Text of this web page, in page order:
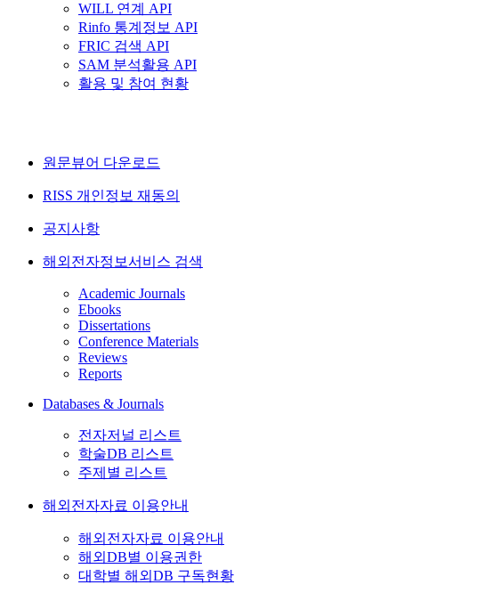
WILL 연계 API
Rinfo 통계정보 API
FRIC 검색 API
SAM 분석활용 API
활용 및 참여 현황
원문뷰어 다운로드
RISS 개인정보 재동의
공지사항
해외전자정보서비스 검색
Academic Journals
Ebooks
Dissertations
Conference Materials
Reviews
Reports
Databases & Journals
전자저널 리스트
학술DB 리스트
주제별 리스트
해외전자자료 이용안내
해외전자자료 이용안내
해외DB별 이용권한
대학별 해외DB 구독현황